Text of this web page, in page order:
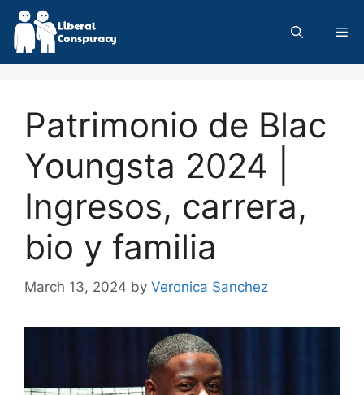
Skip
content
Patrimonio de Blac
Youngsta 2024 |
Ingresos, carrera,
bio y familia
March 13, 2024 by Veronica Sanchez